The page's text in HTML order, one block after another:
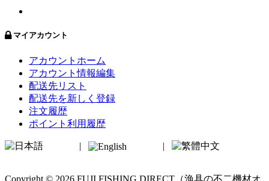
マイアカウント
アカウントホーム
アカウント情報編集
配送先リスト
配送先を新しく登録
注文履歴
ポイント利用履歴
| |